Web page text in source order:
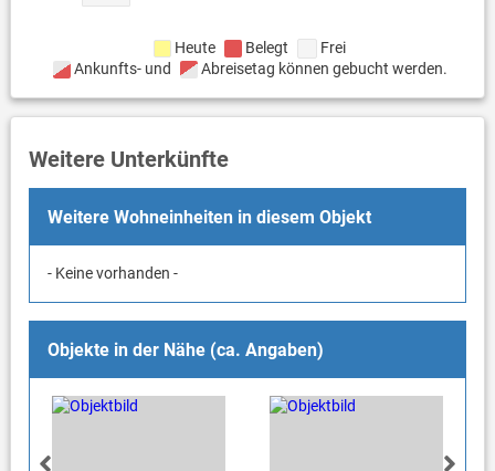
Heute Belegt
Frei
Ankunfts- und
Abreisetag können gebucht werden.
Weitere Unterkünfte
Weitere Wohneinheiten in diesem Objekt
- Keine vorhanden -
Objekte in der Nähe (ca. Angaben)